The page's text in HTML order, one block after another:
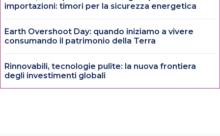
importazioni: timori per la sicurezza energetica
Earth Overshoot Day: quando iniziamo a vivere
consumando il patrimonio della Terra
Rinnovabili, tecnologie pulite: la nuova frontiera
degli investimenti globali